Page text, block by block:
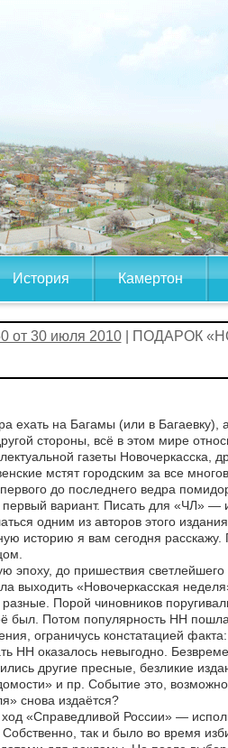
История Камертон
от 30 июля 2010| ПОДАРОК
ехать на Багамы (или в
стороны, всё в этом мире
газеты
мстят городским за все
до последнего ведра
вариант. Писать для «ЧЛ» —
одним из авторов этого
историю я вам сегодня
эпоху, до пришествия
выходить «Новочеркасская
Порой чиновников
был. Потом популярность НН
ограничусь констатацией
НН оказалось невыгодно.
другие пресные, безликие
и пр. Событие это,
снова издаётся?
«Справедливой России» —
Собственно, так и было во время